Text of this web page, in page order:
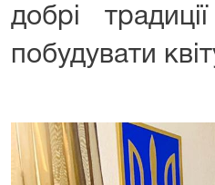
добрі
побудувати